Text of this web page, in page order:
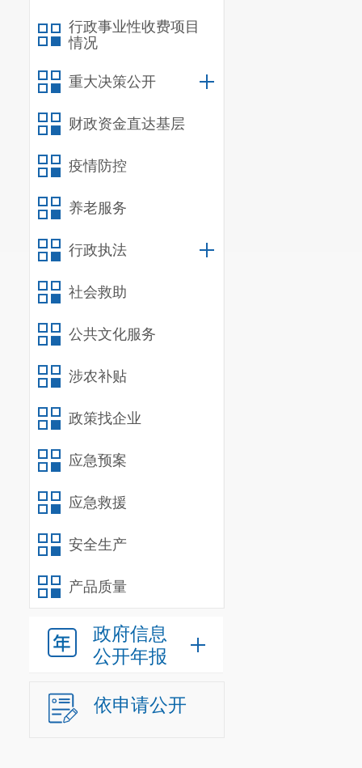
行政事业性收费项目
情况
重大决策公开
财政资金直达基层
疫情防控
养老服务
行政执法
社会救助
公共文化服务
涉农补贴
政策找企业
应急预案
应急救援
安全生产
产品质量
政府信息
公开年报
依申请公开